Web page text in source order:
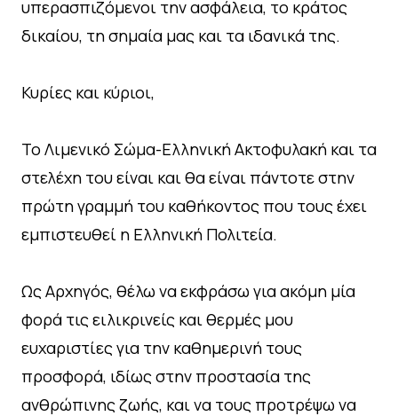
υπερασπιζόμενοι την ασφάλεια, το κράτος
δικαίου, τη σημαία μας και τα ιδανικά της.
Κυρίες και κύριοι,
Το Λιμενικό Σώμα-Ελληνική Ακτοφυλακή και τα
στελέχη του είναι και θα είναι πάντοτε στην
πρώτη γραμμή του καθήκοντος που τους έχει
εμπιστευθεί η Ελληνική Πολιτεία.
Ως Αρχηγός, θέλω να εκφράσω για ακόμη μία
φορά τις ειλικρινείς και θερμές μου
ευχαριστίες για την καθημερινή τους
προσφορά, ιδίως στην προστασία της
ανθρώπινης ζωής, και να τους προτρέψω να